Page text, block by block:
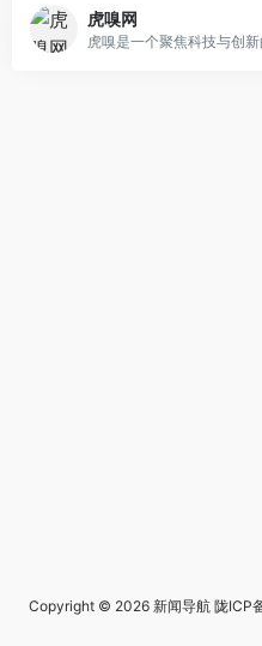
虎嗅网
Copyright © 2026 新闻导航 陇ICP